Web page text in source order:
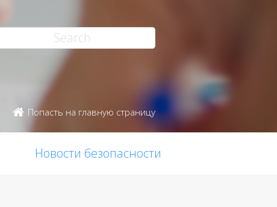
Попасть на главную страницу
Новости безопасности